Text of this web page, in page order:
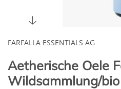
FARFALLA ESSENTIALS AG
Aetherische Oele
Wildsammlung/